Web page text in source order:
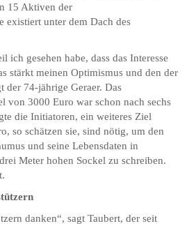
15 Aktiven der
existiert unter dem Dach des
ich gesehen habe, dass das Interesse
stärkt meinen Optimismus und den der
der 74-jährige Geraer. Das
von 3000 Euro war schon nach sechs
die Initiatoren, ein weiteres Ziel
so schätzen sie, sind nötig, um den
und seine Lebensdaten in
Meter hohen Sockel zu schreiben.
danken“, sagt Taubert, der seit